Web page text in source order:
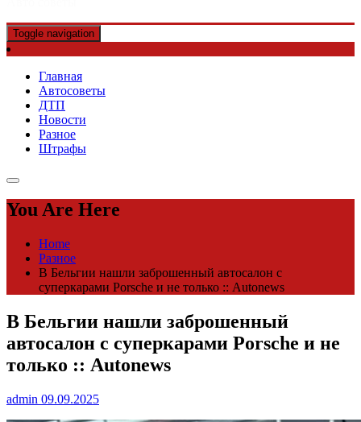
Toggle navigation
Главная
Автосоветы
ДТП
Новости
Разное
Штрафы
You Are Here
Home
Разное
В Бельгии нашли заброшенный автосалон с
суперкарами Porsche и не только :: Autonews
В Бельгии нашли заброшенный
автосалон с суперкарами Porsche и не
только :: Autonews
admin 09.09.2025